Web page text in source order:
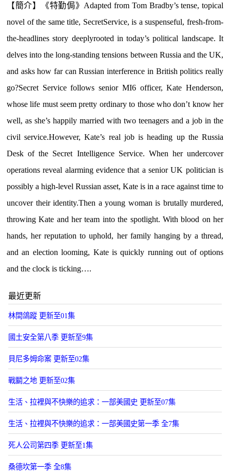
【簡介】《特勤侷》Adapted from Tom Bradby’s tense, topical
novel of the same title, SecretService, is a suspenseful, fresh-from-
the-headlines story deeplyrooted in today’s political landscape. It
delves into the long-standing tensions between Russia and the UK,
and asks how far can Russian interference in British politics really
go?Secret Service follows senior MI6 officer, Kate Henderson,
whose life must seem pretty ordinary to those who don’t know her
well, as she’s happily married with two teenagers and a job in the
civil service.However, Kate’s real job is heading up the Russia
Desk of the Secret Intelligence Service. When her undercover
operations reveal alarming evidence that a senior UK politician is
possibly a high-level Russian asset, Kate is in a race against time to
uncover their identity.Then a young woman is brutally murdered,
throwing Kate and her team into the spotlight. With blood on her
hands, her reputation to uphold, her family hanging by a thread,
and an election looming, Kate is quickly running out of options
and the clock is ticking….
最近更新
林間鴿蹤 更新至01集
國土安全第八季 更新至9集
貝尼多姆命案 更新至02集
戰鬭之地 更新至02集
生活、拉裡與不快樂的追求：一部美國史 更新至07集
生活、拉裡與不快樂的追求：一部美國史第一季 全7集
死人公司第四季 更新至1集
桑德坎第一季 全8集